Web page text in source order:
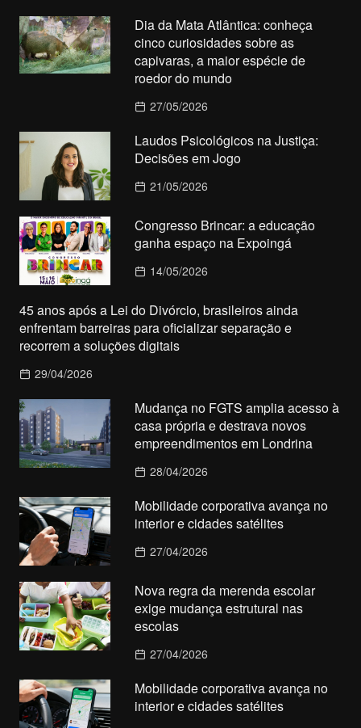
Dia da Mata Atlântica: conheça
cinco curiosidades sobre as
capivaras, a maior espécie de
roedor do mundo
27/05/2026
Laudos Psicológicos na Justiça:
Decisões em Jogo
21/05/2026
Congresso Brincar: a educação
ganha espaço na Expoingá
14/05/2026
45 anos após a Lei do Divórcio, brasileiros ainda
enfrentam barreiras para oficializar separação e
recorrem a soluções digitais
29/04/2026
Mudança no FGTS amplia acesso à
casa própria e destrava novos
empreendimentos em Londrina
28/04/2026
Mobilidade corporativa avança no
interior e cidades satélites
27/04/2026
Nova regra da merenda escolar
exige mudança estrutural nas
escolas
27/04/2026
Mobilidade corporativa avança no
interior e cidades satélites